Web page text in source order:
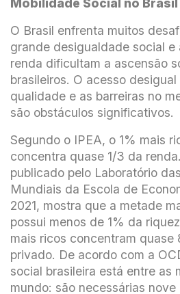
Mobilidade Social no Brasil
O Brasil enfrenta muitos
grande desigualdade social
renda dificultam a ascensão
brasileiros. O acesso
qualidade e as barreiras no
são obstáculos significativos.
Segundo o IPEA, o 1% mais
concentra quase 1/3 da
publicado pelo Laboratório
Mundiais da Escola de
2021, mostra que a metade
possui menos de 1% da
mais ricos concentram
privado. De acordo com a
social brasileira está entre as
mundo: são necessárias